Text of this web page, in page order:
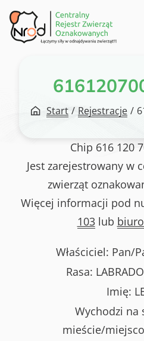
Przejdź
do
treści
Start / Rejestracje /
Chip 616 120
Jest zarejestrowany w
zwierząt
Więcej informacji pod
103lub
Właściciel: Pan/
Rasa:
Imię:
Wychodzi na
mieście/